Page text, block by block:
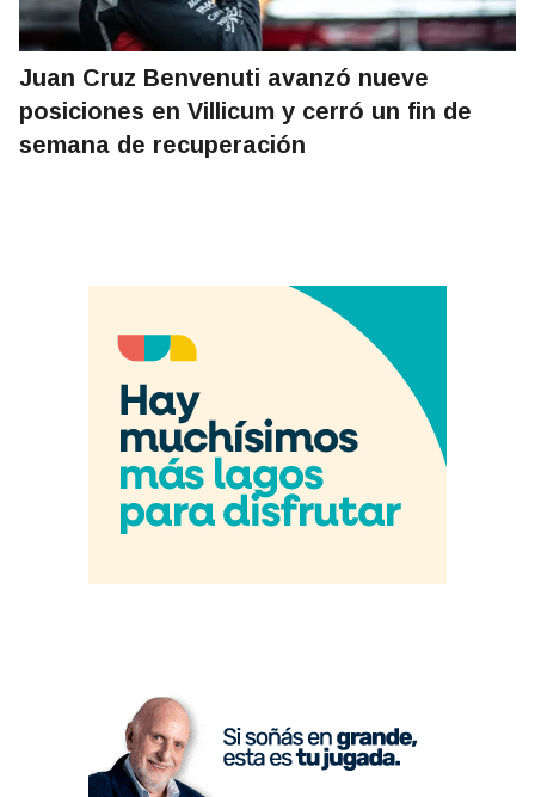
Juan Cruz Benvenuti avanzó nueve
posiciones en Villicum y cerró un fin de
semana de recuperación